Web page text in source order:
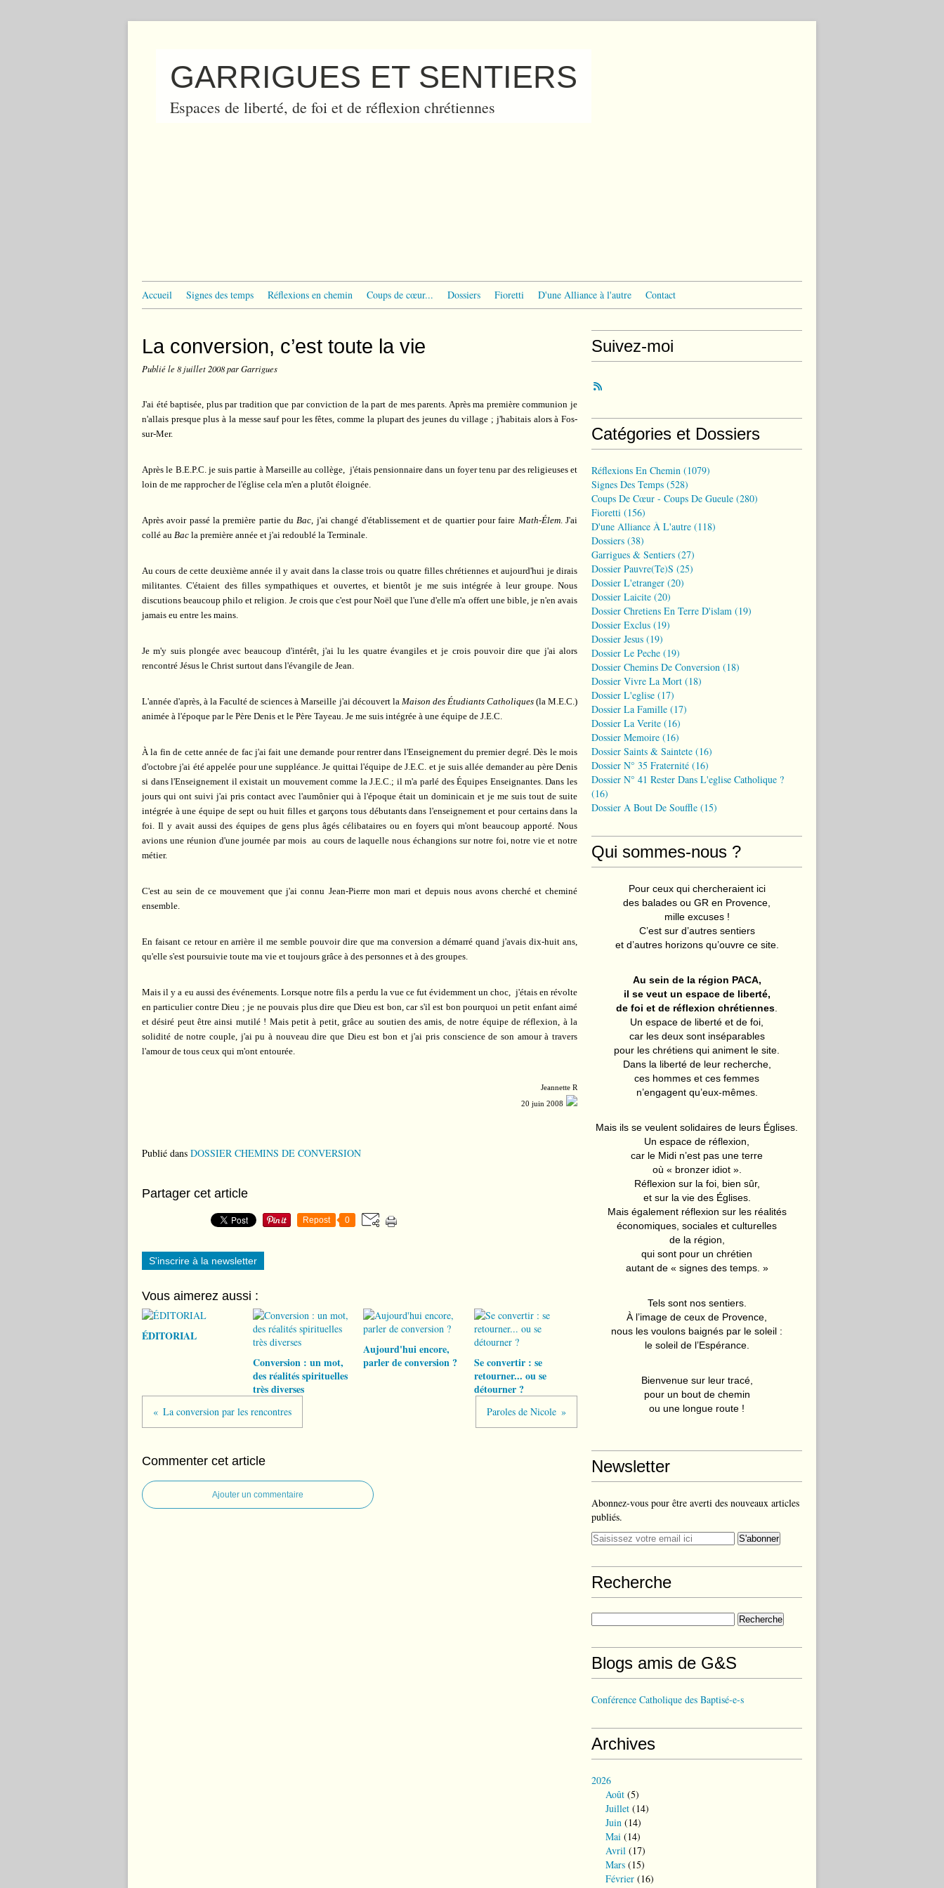
GARRIGUES ET SENTIERS
Espaces de liberté, de foi et de réflexion chrétiennes
Accueil Signes des temps Réflexions en chemin Coups de cœur... Dossiers Fioretti D'une Alliance à l'autre Contact
La conversion, c’est toute la vie
Publié le 8 juillet 2008par Garrigues
J'ai été baptisée, plus par tradition que par conviction de la part de mes parents. Après ma première communion je
n'allais presque plus à la messe sauf pour les fêtes, comme la plupart des jeunes du village ; j'habitais alors à Fos-
sur-Mer.
Après le B.E.P.C. je suis partie à Marseille au collège, j'étais pensionnaire dans un foyer tenu par des religieuses et
loin de me rapprocher de l'église cela m'en a plutôt éloignée.
Après avoir passé la première partie duBac, j'ai changé d'établissement et de quartier pour faire Math-Élem. J'ai
collé au Bac la première année et j'ai redoublé la Terminale.
Au cours de cette deuxième année il y avait dans la classe trois ou quatre filles chrétiennes et aujourd'hui je dirais
militantes. C'étaient des filles sympathiques et ouvertes, et bientôt je me suis intégrée à leur groupe. Nous
discutions beaucoup philo et religion. Je crois que c'est pour Noël que l'une d'elle m'a offert une bible, je n'en avais
jamais eu entre les mains.
Je m'y suis plongée avec beaucoup d'intérêt, j'ai lu les quatre évangiles et je crois pouvoir dire que j'ai alors
rencontré Jésus le Christ surtout dans l'évangile de Jean.
L'année d'après, à la Faculté de sciences à Marseille j'ai découvert la Maison des Étudiants Catholiques(la M.E.C.)
animée à l'époque par le Père Denis et le Père Tayeau. Je me suis intégrée à une équipe de J.E.C.
À la fin de cette année de fac j'ai fait une demande pour rentrer dans l'Enseignement du premier degré. Dès le mois
d'octobre j'ai été appelée pour une suppléance. Je quittai l'équipe de J.E.C. et je suis allée demander au père Denis
si dans l'Enseignement il existait un mouvement comme la J.E.C.; il m'a parlé des Équipes Enseignantes. Dans les
jours qui ont suivi j'ai pris contact avec l'aumônier qui à l'époque était un dominicain et je me suis tout de suite
intégrée à une équipe de sept ou huit filles et garçons tous débutants dans l'enseignement et pour certains dans la
foi. Il y avait aussi des équipes de gens plus âgés célibataires ou en foyers qui m'ont beaucoup apporté. Nous
avions une réunion d'une journée par mois au cours de laquelle nous échangions sur notre foi, notre vie et notre
métier.
C'est au sein de ce mouvement que j'ai connu Jean-Pierre mon mari et depuis nous avons cherché et cheminé
ensemble.
En faisant ce retour en arrière il me semble pouvoir dire que ma conversion a démarré quand j'avais dix-huit ans,
qu'elle s'est poursuivie toute ma vie et toujours grâce à des personnes et à des groupes.
Mais il y a eu aussi des événements. Lorsque notre fils a perdu la vue ce fut évidemment un choc, j'étais en révolte
en particulier contre Dieu ; je ne pouvais plus dire que Dieu est bon, car s'il est bon pourquoi un petit enfant aimé
et désiré peut être ainsi mutilé ! Mais petit à petit, grâce au soutien des amis, de notre équipe de réflexion, à la
solidité de notre couple, j'ai pu à nouveau dire que Dieu est bon et j'ai pris conscience de son amour à travers
l'amour de tous ceux qui m'ont entourée.
Jeannette R
20 juin 2008
Publié dans DOSSIER CHEMINS DE CONVERSION
Partager cet article
Repost 0
S'inscrire à la newsletter
Vous aimerez aussi :
ÉDITORIAL
Conversion : un mot,
des réalités spirituelles
très diverses
Aujourd'hui encore,
parler de conversion ?
Se convertir : se
retourner... ou se
détourner ?
La conversion par les rencontres Paroles de Nicole
Commenter cet article
Ajouter un commentaire
Suivez-moi
Catégories et Dossiers
Réflexions En Chemin (1079)
Signes Des Temps (528)
Coups De Cœur - Coups De Gueule (280)
Fioretti (156)
D'une Alliance À L'autre (118)
Dossiers (38)
Garrigues & Sentiers (27)
Dossier Pauvre(te)s (25)
Dossier L'etranger (20)
Dossier Laicite (20)
Dossier Chretiens En Terre D'islam (19)
Dossier Exclus (19)
Dossier Jesus (19)
Dossier Le Peche (19)
Dossier Chemins De Conversion (18)
Dossier Vivre La Mort (18)
Dossier L'eglise (17)
Dossier La Famille (17)
Dossier La Verite (16)
Dossier Memoire (16)
Dossier Saints & Saintete (16)
Dossier N° 35 Fraternité (16)
Dossier N° 41 Rester Dans L'eglise Catholique ?
(16)
Dossier A Bout De Souffle (15)
Qui sommes-nous ?
Pour ceux qui chercheraient ici
des balades ou GR en Provence,
mille excuses !
C’est sur d’autres sentiers
et d’autres horizons qu’ouvre ce site.
Au sein de la région PACA,
il se veut un espace de liberté,
de foi et de réflexion chrétiennes
Un espace de liberté et de foi,
car les deux sont inséparables
pour les chrétiens qui animent le site.
Dans la liberté de leur recherche,
ces hommes et ces femmes
n’engagent qu’eux-mêmes.
Mais ils se veulent solidaires de leurs Églises.
Un espace de réflexion,
car le Midi n’est pas une terre
où « bronzer idiot ».
Réflexion sur la foi, bien sûr,
et sur la vie des Églises.
Mais également réflexion sur les réalités
économiques, sociales et culturelles
de la région,
qui sont pour un chrétien
autant de « signes des temps. »
Tels sont nos sentiers.
À l’image de ceux de Provence,
nous les voulons baignés par le soleil :
le soleil de l’Espérance.
Bienvenue sur leur tracé,
pour un bout de chemin
ou une longue route !
Newsletter
Abonnez-vous pour être averti des nouveaux articles
publiés.
Recherche
Blogs amis de G&S
Conférence Catholique des Baptisé-e-s
Archives
2026
Août (5)
Juillet (14)
Juin (14)
Mai (14)
Avril (17)
Mars (15)
Février (16)